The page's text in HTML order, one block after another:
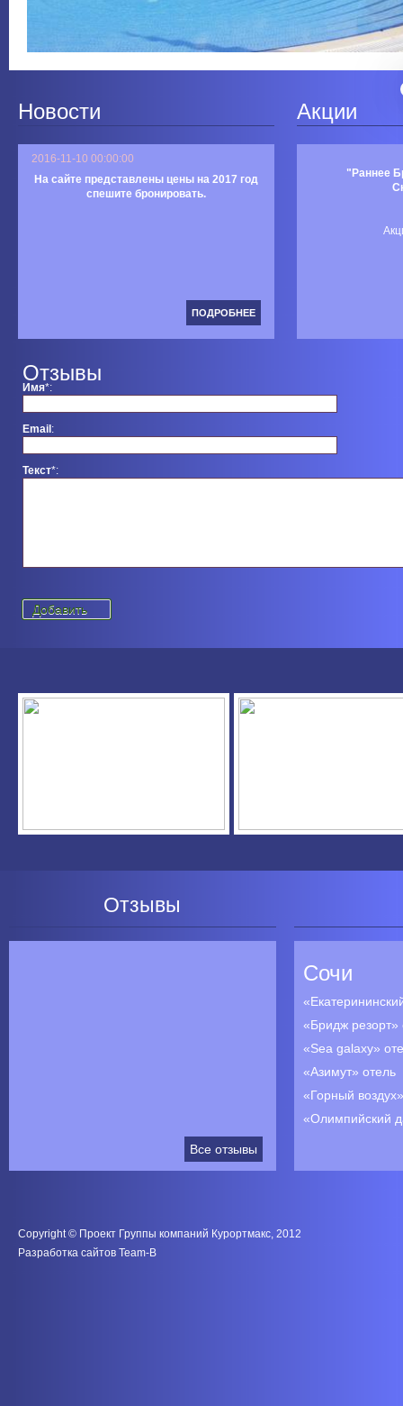
Новости
2016-11-10 00:00:00
На сайте представлены цены на 2017 год
спешите бронировать.
ПОДРОБНЕЕ
Акции
"Раннее
Отзывы
Имя*:
Email :
Текст*:
Отзывы
Все отзывы
Сочи
«Бридж резорт»
«Sea galaxy»
«Азимут» отель
«Горный
«Олимпийский
Copyright © Проект Группы компаний Курортмакс, 2012
Разработка сайтов Team-B